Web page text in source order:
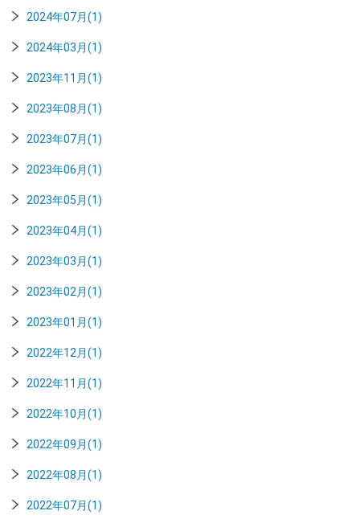
2024年07月(1)
2024年03月(1)
2023年11月(1)
2023年08月(1)
2023年07月(1)
2023年06月(1)
2023年05月(1)
2023年04月(1)
2023年03月(1)
2023年02月(1)
2023年01月(1)
2022年12月(1)
2022年11月(1)
2022年10月(1)
2022年09月(1)
2022年08月(1)
2022年07月(1)